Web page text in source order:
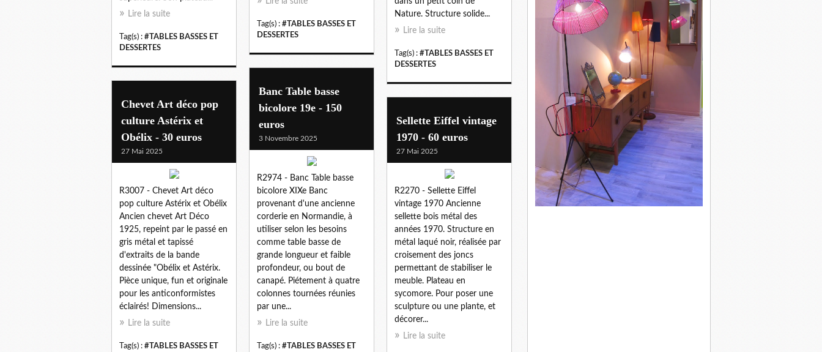
Tag(s) : #TABLES BASSES ET
DESSERTES
Lire la suite
Tag(s) : #TABLES BASSES ET
DESSERTES
Nature. Structure solide...
Lire la suite
Tag(s) : #TABLES BASSES ET
DESSERTES
Banc Table basse
bicolore 19e - 150
euros
3 Novembre 2025
R2974 - Banc Table basse
bicolore XIXe Banc
provenant d'une ancienne
corderie en Normandie, à
utiliser selon les besoins
comme table basse de
grande longueur et faible
profondeur, ou bout de
canapé. Piétement à quatre
colonnes tournées réunies
par une...
Lire la suite
Tag(s) : #TABLES BASSES ET
Chevet Art déco pop
culture Astérix et
Obélix - 30 euros
27 Mai 2025
R3007 - Chevet Art déco
pop culture Astérix et Obélix
Ancien chevet Art Déco
1925, repeint par le passé en
gris métal et tapissé
d'extraits de la bande
dessinée "Obélix et Astérix.
Pièce unique, fun et originale
pour les anticonformistes
éclairés! Dimensions...
Lire la suite
Tag(s) : #TABLES BASSES ET
Sellette Eiffel vintage
1970 - 60 euros
27 Mai 2025
R2270 - Sellette Eiffel
vintage 1970 Ancienne
sellette bois métal des
années 1970. Structure en
métal laqué noir, réalisée par
croisement des joncs
permettant de stabiliser le
meuble. Plateau en
sycomore. Pour poser une
sculpture ou une plante, et
décorer...
Lire la suite